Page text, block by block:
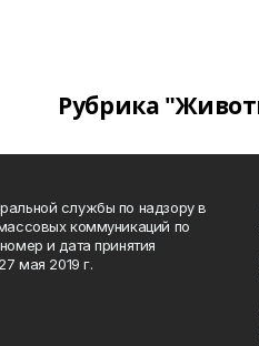
Рубрика
службы по надзору в
коммуникаций по
и дата принятия
мая 2019 г.